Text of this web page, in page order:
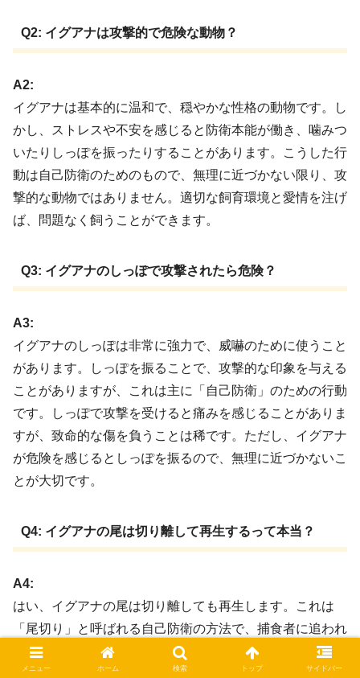
Q2: イグアナは攻撃的で危険な動物？
A2:
イグアナは基本的に温和で、穏やかな性格の動物です。し
かし、ストレスや不安を感じると防衛本能が働き、噛みつ
いたりしっぽを振ったりすることがあります。こうした行
動は自己防衛のためのもので、無理に近づかない限り、攻
撃的な動物ではありません。適切な飼育環境と愛情を注げ
ば、問題なく飼うことができます。
Q3: イグアナのしっぽで攻撃されたら危険？
A3:
イグアナのしっぽは非常に強力で、威嚇のために使うこと
があります。しっぽを振ることで、攻撃的な印象を与える
ことがありますが、これは主に「自己防衛」のための行動
です。しっぽで攻撃を受けると痛みを感じることがありま
すが、致命的な傷を負うことは稀です。ただし、イグアナ
が危険を感じるとしっぽを振るので、無理に近づかないこ
とが大切です。
Q4: イグアナの尾は切り離して再生するって本当？
A4:
はい、イグアナの尾は切り離しても再生します。これは
「尾切り」と呼ばれる自己防衛の方法で、捕食者に追われ
た際などに、自ら尾を切り離して逃げることができるので
す。切り離された尾は再生しますが、元の形には戻りませ
メニュー ホーム 検索 トップ サイドバー